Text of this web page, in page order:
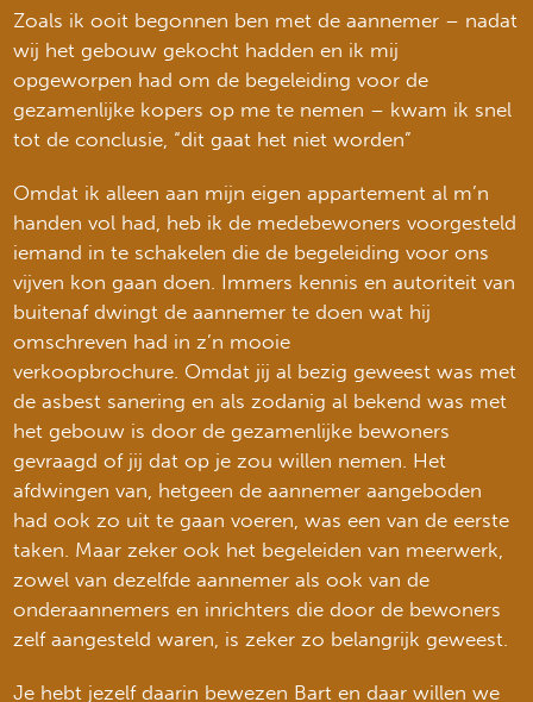
Zoals ik ooit begonnen ben met de aannemer – nadat
wij het gebouw gekocht hadden en ik mij
opgeworpen had om de begeleiding voor de
gezamenlijke kopers op me te nemen – kwam ik snel
tot de conclusie, “dit gaat het niet worden”
Omdat ik alleen aan mijn eigen appartement al m’n
handen vol had, heb ik de medebewoners voorgesteld
iemand in te schakelen die de begeleiding voor ons
vijven kon gaan doen. Immers kennis en autoriteit van
buitenaf dwingt de aannemer te doen wat hij
omschreven had in z’n mooie
verkoopbrochure. Omdat jij al bezig geweest was met
de asbest sanering en als zodanig al bekend was met
het gebouw is door de gezamenlijke bewoners
gevraagd of jij dat op je zou willen nemen. Het
afdwingen van, hetgeen de aannemer aangeboden
had ook zo uit te gaan voeren, was een van de eerste
taken. Maar zeker ook het begeleiden van meerwerk,
zowel van dezelfde aannemer als ook van de
onderaannemers en inrichters die door de bewoners
zelf aangesteld waren, is zeker zo belangrijk geweest.
Je hebt jezelf daarin bewezen Bart en daar willen we